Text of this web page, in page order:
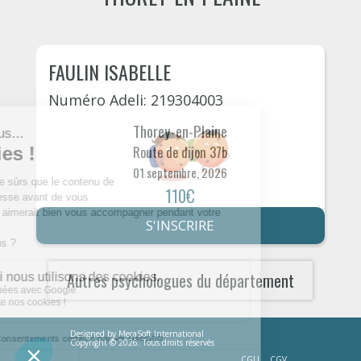
FAULIN ISABELLE
Numéro Adeli: 219304003
Thorey-en-Plaine
Route de dijon 37b
01 septembre, 2026
110€
S'INSCRIRE
Autres psychologues du département
Designed by MecaSoft International
Copyright © 2026. Tous droits réservés